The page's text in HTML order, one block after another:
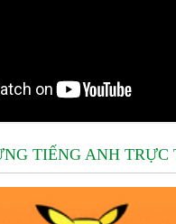
TIẾNG ANH TRỰC